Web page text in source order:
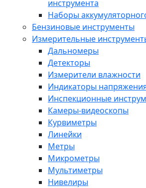
инструмента
Наборы
Бензиновые инструменты
Измерительные
Дальномеры
Детекторы
Измерители влажности
Индикаторы
Инспекционные
Камеры-видеоскопы
Курвиметры
Линейки
Метры
Микрометры
Мультиметры
Нивелиры